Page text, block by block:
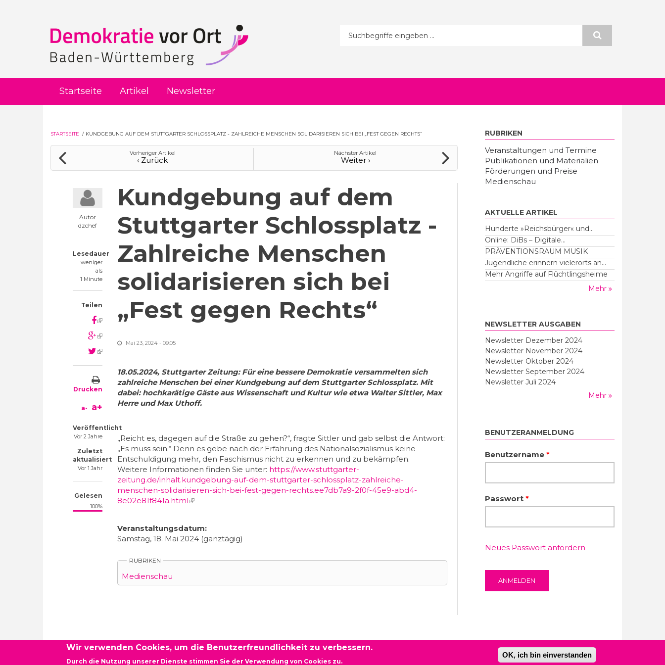
Suchformular
Startseite Artikel Newsletter
STARTSEITE / KUNDGEBUNG AUF DEM STUTTGARTER SCHLOSSPLATZ - ZAHLREICHE MENSCHEN SOLIDARISIEREN SICH BEI „FEST GEGEN RECHTS“
Vorheriger Artikel
‹ Zurück
Nächster Artikel
Weiter ›
Autor
dzchef
Lesedauer
weniger
als
1 Minute
Teilen
(link is external)
(link is external)
(link is external)
Drucken
a- a+
Veröffentlicht
Vor 2 Jahre
Zuletzt
aktualisiert
Vor 1 Jahr
Gelesen
100%
Kundgebung auf dem
Stuttgarter Schlossplatz -
Zahlreiche Menschen
solidarisieren sich bei
„Fest gegen Rechts“
Mai 23, 2024 - 09:05
18.05.2024, Stuttgarter Zeitung: Für eine bessere Demokratie versammelten sich
zahlreiche Menschen bei einer Kundgebung auf dem Stuttgarter Schlossplatz. Mit
dabei: hochkarätige Gäste aus Wissenschaft und Kultur wie etwa Walter Sittler, Max
Herre und Max Uthoff.
„Reicht es, dagegen auf die Straße zu gehen?“, fragte Sittler und gab selbst die Antwort:
„Es muss sein.“ Denn es gebe nach der Erfahrung des Nationalsozialismus keine
Entschuldigung mehr, den Faschismus nicht zu erkennen und zu bekämpfen.
Weitere Informationen finden Sie unter: https://www.stuttgarter-
zeitung.de/inhalt.kundgebung-auf-dem-stuttgarter-schlossplatz-zahlreiche-
menschen-solidarisieren-sich-bei-fest-gegen-rechts.ee7db7a9-2f0f-45e9-abd4-
8e02e81f841a.html(link is external)
Veranstaltungsdatum:
Samstag, 18. Mai 2024 (ganztägig)
RUBRIKEN
Medienschau
RUBRIKEN
Veranstaltungen und Termine
Publikationen und Materialien
Förderungen und Preise
Medienschau
AKTUELLE ARTIKEL
Hunderte »Reichsbürger« und...
Online: DiBs – Digitale...
PRÄVENTIONSRAUM MUSIK
Jugendliche erinnern vielerorts an...
Mehr Angriffe auf Flüchtlingsheime
Mehr
NEWSLETTER AUSGABEN
Newsletter Dezember 2024
Newsletter November 2024
Newsletter Oktober 2024
Newsletter September 2024
Newsletter Juli 2024
Mehr
BENUTZERANMELDUNG
Benutzername *
Passwort *
Neues Passwort anfordern
Newsletter - Demokratie vor Ort Baden-Württemberg Impressum Datenschutzerklärung
Wir verwenden Cookies, um die Benutzerfreundlichkeit zu verbessern.
Durch die Nutzung unserer Dienste stimmen Sie der Verwendung von Cookies zu.
OK, ich bin einverstanden